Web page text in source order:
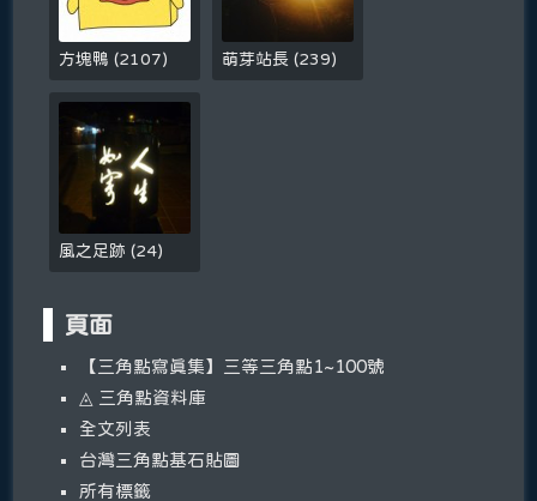
方塊鴨(2107) 萌芽站長(239)
風之足跡(24)
頁面
【三角點寫真集】三等三角點1~100號
◬ 三角點資料庫
全文列表
台灣三角點基石貼圖
所有標籤